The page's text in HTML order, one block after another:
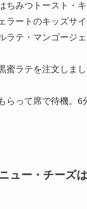
ちみつトースト・
ラートのキッズサイ
ラテ・マンゴージ
蜜ラテを注文しまし
らって席で待機。6
ュー・チーズ